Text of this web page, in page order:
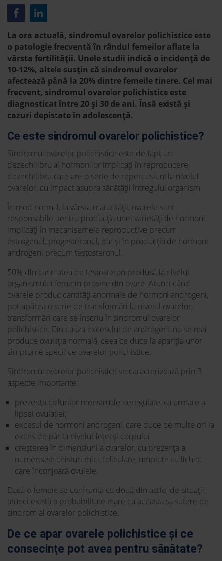
La ora actuală, sindromul ovarelor polichistice este
o patologie frecventă în rândul femeilor aflate la
vârsta fertilității. Unele studii indică o incidență de
10-12%, altele susțin că sindromul ovarelor
afectează până la 20% dintre femeile tinere. Cel mai
frecvent, sindromul ovarelor polichistice este
diagnosticat între 20 și 30 de ani. Însă există și
cazuri depistate în adolescență.
Ce este sindromul ovarelor polichistice?
Sindromul ovarelor polichistice este de fapt un
dezechilibru al hormonilor implicați în reproducere,
dezechilibru care are o serie de repercusiuni la nivelul
ovarelor, cu impact asupra sănătății întregului organism.
În mod normal, la vârsta maturității, ovarele sunt
responsabile pentru producția unei varietăți de hormoni
implicați în mecanisemele reproductive precum
estrogenul, progesteronul, dar și în producția de hormoni
androgeni precum testosteronul.
50% din cantitatea de testosteron produsă la nivelul
organismului feminin provine din ovare. Atunci când
ovarele produc cantități anormale de hormoni androgeni,
pot apărea o serie de transformări la nivelul ovarelor,
transformări care se înscriu în sindromul ovarelor
polichistice. Din cauza excesului de androgeni, nu se mai
produce ovulația normală, ceea ce duce la apariția unor
simptome specifice ovarelor polichistice.
Sindromul ovarelor polichistice se caracterizează prin 3
aspecte importante:
prezența ciclurilor menstruale neregulate, ca urmare a
lipsei ovulației;
excesul de hormoni androgeni, care duce de multe ori la
exces de păr la nivelul feței și corpului
creșterea în dimensiuni a ovarelor, cu prezența a
numeroase chisturi mici, foliculare, umplute cu lichid,
care înconjoară ovulele.
Dacă o femeie se confruntă cu două din astfel de situații,
atunci există o probabilitate mare ca aceasta să sufere de
sindrom al ovarelor polichistice.
De ce apar ovarele polichistice și ce
consecințe pot avea pentru sănătate?